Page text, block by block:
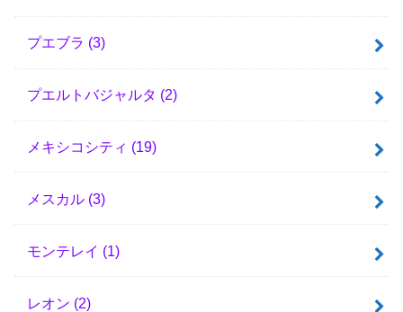
プエブラ (3)
プエルトバジャルタ (2)
メキシコシティ (19)
メスカル (3)
モンテレイ (1)
レオン (2)